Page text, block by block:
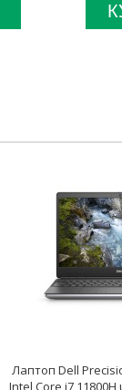
Лаптоп Dell
Intel Core i7 11800H